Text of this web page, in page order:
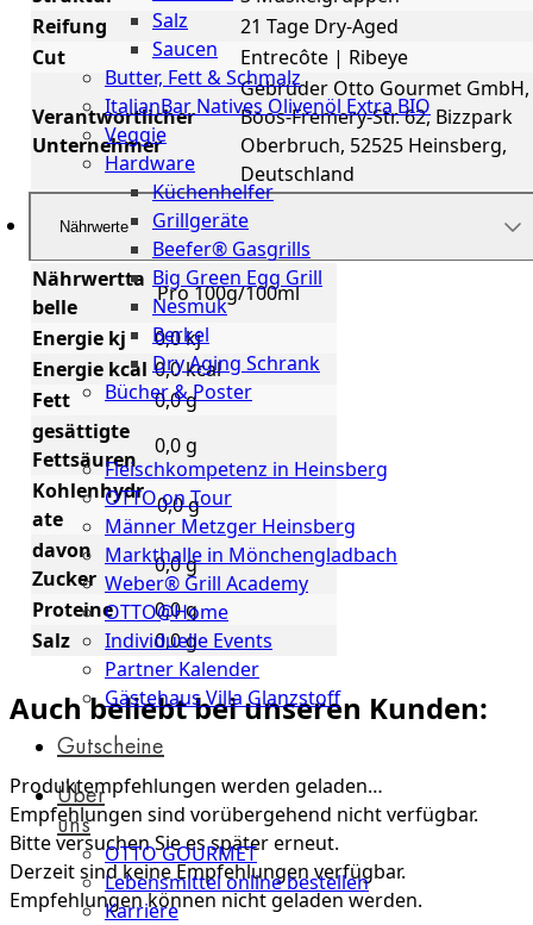
Salz
Saucen
Butter, Fett & Schmalz
ItalianBar Natives Olivenöl Extra BIO
Veggie
Hardware
Küchenhelfer
Grillgeräte
Beefer® Gasgrills
Big Green Egg Grill
Nesmuk
Berkel
Dry Aging Schrank
Bücher & Poster
Events
Fleischkompetenz in Heinsberg
OTTO on Tour
Männer Metzger Heinsberg
Markthalle in Mönchengladbach
Weber® Grill Academy
OTTO@Home
Individuelle Events
Partner Kalender
Gästehaus Villa Glanzstoff
Gutscheine
Über
uns
OTTO GOURMET
Lebensmittel online bestellen
Karriere
Reifung
21 Tage Dry-Aged
Cut
Entrecôte | Ribeye
Verantwortlicher
Unternehmer
Gebrüder Otto Gourmet GmbH,
Boos-Fremery-Str. 62, Bizzpark
Oberbruch, 52525 Heinsberg,
Deutschland
Nährwerte
Nährwertta
belle
Pro 100g/100ml
Energie kj
0,0 kj
Energie kcal 0,0 kcal
Fett
0,0 g
gesättigte
Fettsäuren
0,0 g
Kohlenhydr
ate
0,0 g
davon
Zucker
0,0 g
Proteine
0,0 g
Salz
0,0 g
Auch beliebt bei unseren Kunden:
Produktempfehlungen werden geladen…
Empfehlungen sind vorübergehend nicht verfügbar.
Bitte versuchen Sie es später erneut.
Derzeit sind keine Empfehlungen verfügbar.
Empfehlungen können nicht geladen werden.